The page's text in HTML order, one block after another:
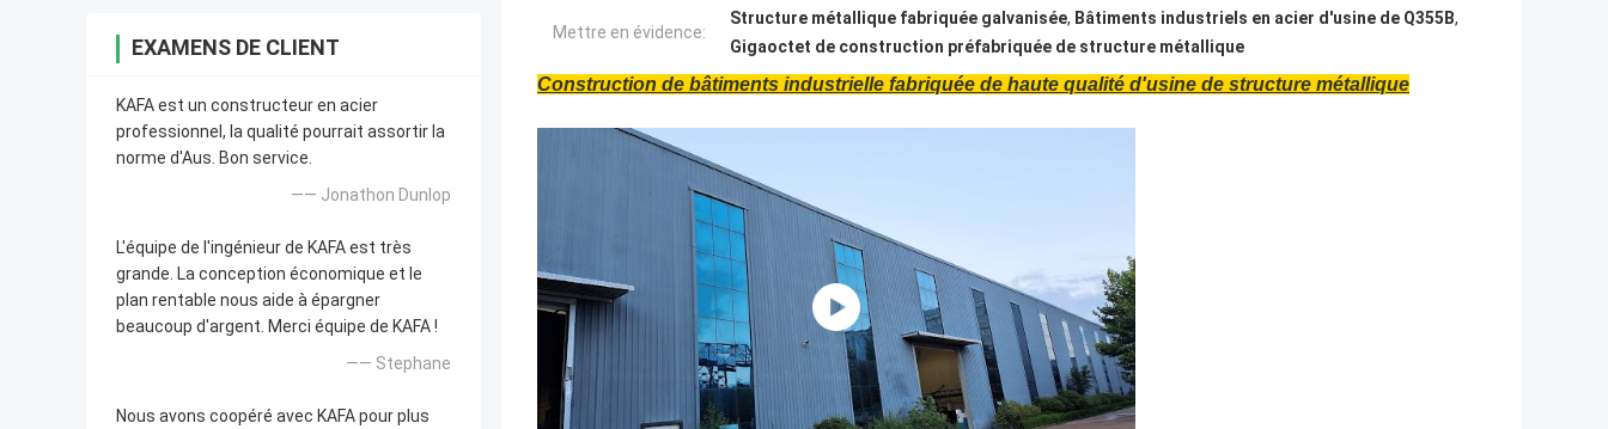
EXAMENS DE CLIENT
KAFA est un constructeur en acier
professionnel, la qualité pourrait assortir la
norme d'Aus. Bon service.
—— Jonathon Dunlop
L'équipe de l'ingénieur de KAFA est très
grande. La conception économique et le
plan rentable nous aide à épargner
beaucoup d'argent. Merci équipe de KAFA !
—— Stephane
Nous avons coopéré avec KAFA pour plus
Mettre en évidence:
Structure métallique fabriquée galvanisée, Bâtiments industriels en acier d'usine de Q355B,
Gigaoctet de construction préfabriquée de structure métallique
Construction de bâtiments industrielle fabriquée de haute qualité d'usine de structure métallique